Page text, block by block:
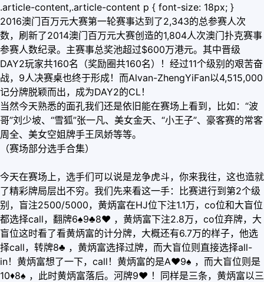
.article-content,.article-content p { font-size: 18px; }
2016澳门百万元大赛第一轮赛事达到了2,343的总参赛人次
数，刷新了2014澳门百万元大赛创造的1,804人次澳门扑克赛事
参赛人数纪录。主赛事总奖池超过$600万港元。其中晋级
DAY2玩家共160名（奖励圈共160名）！经过11个级别的艰苦奋
战，9人决赛桌也终于形成！而Alvan-ZhengYiFan以4,515,000
记分牌脱颖而出，成为DAY2的CL！
当然今天熟悉的面孔我们还是依旧能在赛场上看到，比如：“波
哥”刘少坡、“雪狐”张一凡、美女金天、“小王子”、豪客赛的常客
周全、美女空姐牌手王凤娇等等。
（赛场部分选手合集）
今天在赛场上，选手们可以说是龙争虎斗，你来我往，这也造就
了精彩牌局层出不穷。我们先来看这一手：比赛进行到第2个级
别，盲注2500/5000，黄炳富在HJ位下注1.1万，co位和大盲位
都选择call，翻牌6♠9♣8♥ ，黄炳富下注2.8万，co位弃牌，大
盲位这时看了看黄炳富的计分牌，大概还有6.7万的样子，他选
择call，转牌8♣ ，黄炳富选择过牌，而大盲位则直接选择all-
in！黄炳富想了一下，call！黄炳富的是A♥9♠ ，而大盲位则是
10♦8♠ ，此时黄炳富落后。河牌9♥ ！同样是三条，黄炳富以三